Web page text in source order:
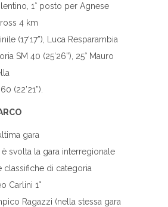
1° posto per Agnese
4 km
(17’17”), Luca Resparambia
SM 40 (25’26”), 25° Mauro
(22’21”).
gara
è svolta la gara interregionale
classifiche di categoria
Carlini 1°
Ragazzi (nella stessa gara